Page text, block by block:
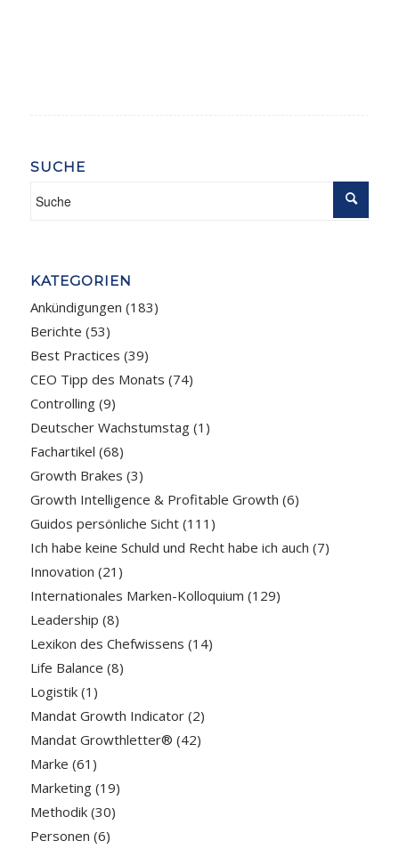
SUCHE
KATEGORIEN
Ankündigungen (183)
Berichte (53)
Best Practices (39)
CEO Tipp des Monats (74)
Controlling(9)
Deutscher Wachstumstag(1)
Fachartikel (68)
Growth Brakes (3)
Growth Intelligence & Profitable Growth (6)
Guidos persönliche Sicht(111)
Ich habe keine Schuld und Recht habe ich auch (7)
Innovation (21)
Internationales Marken-Kolloquium (129)
Leadership (8)
Lexikon des Chefwissens (14)
Life Balance (8)
Logistik(1)
Mandat Growth Indicator(2)
Mandat Growthletter® (42)
Marke (61)
Marketing(19)
Methodik(30)
Personen (6)